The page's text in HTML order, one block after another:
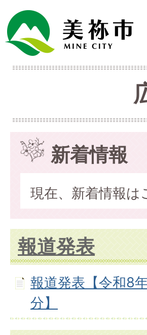
新着情報
現在、新着情報
報道発表
報道発表【令和8
分】